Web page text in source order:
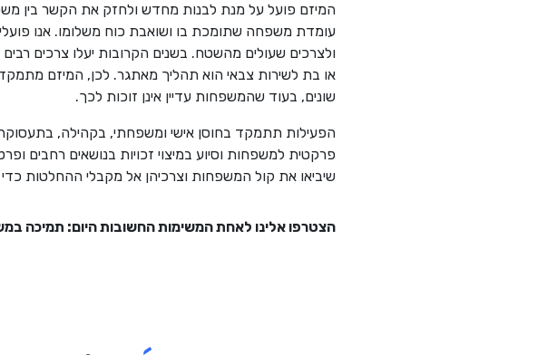
המיזם פועל על מנת לבנות מחדש ולחזק את הקשר בין
עומדת משפחה שתומכת בו ושואבת כוח משלומו. אנו
ולצרכים שעולים מהשטח. בשנים הקרובות יעלו צרכים
או בת לשירות צבאי הוא תהליך מאתגר. לכן, המיזם
שונים, בעוד שהמשפחות עדיין אינן זוכות לכך.
הפעילות תתמקד בחוסן אישי ומשפחתי, בקהילה, בתעסוקה
פרקטית למשפחות וסיוע במיצוי זכויות בנושאים רחבים
שיביאו את קול המשפחות וצרכיהן אל מקבלי ההחלטות כדי
הצטרפו אלינו לאחת המשימות החשובות היום: תמיכה